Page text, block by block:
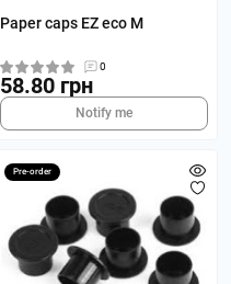
Paper caps EZ eco M
0
58.80 грн
Notify me
Pre-order